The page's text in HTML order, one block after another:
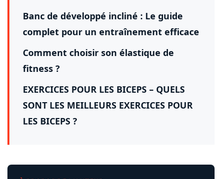
Banc de développé incliné : Le guide
complet pour un entraînement efficace
Comment choisir son élastique de
fitness ?
EXERCICES POUR LES BICEPS – QUELS
SONT LES MEILLEURS EXERCICES POUR
LES BICEPS ?